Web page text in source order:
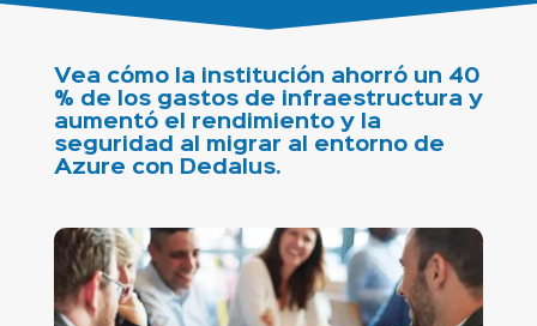
Vea cómo la institución ahorró un 40
% de los gastos de infraestructura y
aumentó el rendimiento y la
seguridad al migrar al entorno de
Azure con Dedalus.